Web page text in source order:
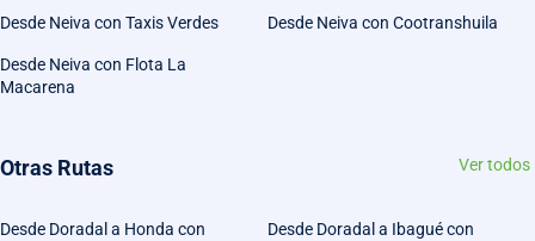
Desde Neiva con Taxis Verdes Desde Neiva con Cootranshuila
Desde Neiva con Flota La
Macarena
Otras Rutas Ver todos
Desde Doradal a Honda con
Desde Doradal a Ibagué con